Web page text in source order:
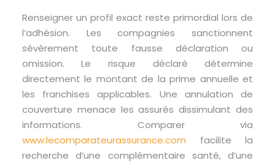
Renseigner un profil exact reste primordial lors de
l’adhésion. Les compagnies sanctionnent
sévèrement toute fausse déclaration ou
omission. Le risque déclaré détermine
directement le montant de la prime annuelle et
les franchises applicables. Une annulation de
couverture menace les assurés dissimulant des
informations. Comparer via
www.lecomparateurassurance.com facilite la
recherche d’une complémentaire santé, d’une